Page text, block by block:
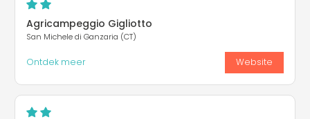
Agricampeggio Gigliotto
San Michele di Ganzaria (CT)
Ontdek meer Website